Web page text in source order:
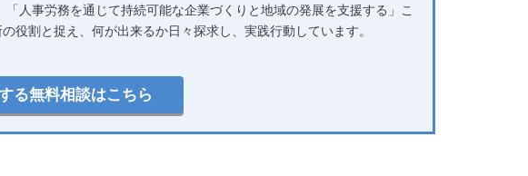
「人事労務を通じて持続可能な企業づくりと地域の発展を支援する」こ
の役割と捉え、何が出来るか日々探求し、実践行動しています。
る無料相談はこちら